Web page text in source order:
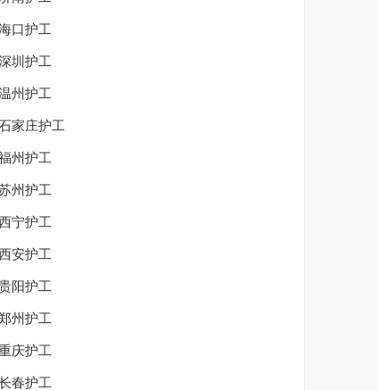
口护工
圳护工
州护工
家庄护工
州护工
州护工
宁护工
安护工
阳护工
州护工
庆护工
春护工